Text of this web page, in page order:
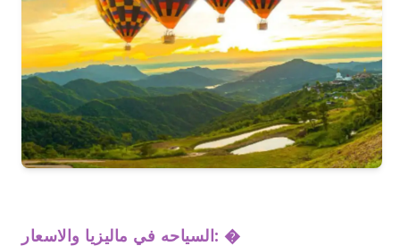
السياحه في ماليزيا والاسعار: �